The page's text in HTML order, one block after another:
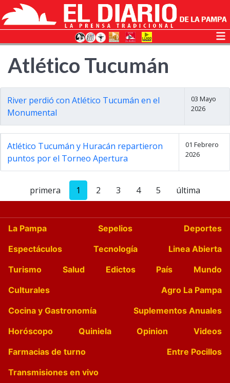
Atlético Tucumán
River perdió con Atlético Tucumán en el
Monumental
03 Mayo
2026
Atlético Tucumán y Huracán repartieron
puntos por el Torneo Apertura
01 Febrero
2026
primera 1 2 3 4 5 última
La Pampa Sepelios
Deportes
Espectáculos
Tecnología
Linea Abierta
Turismo
Salud Edictos País
Mundo
Culturales
Agro La Pampa
Cocina y Gastronomía
Suplementos Anuales
Horóscopo
Quiniela Opinion
Videos
Farmacias de turno
Entre Pocillos
Transmisiones en vivo